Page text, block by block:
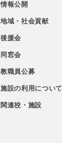
情報公開
地域・社会貢献
後援会
同窓会
教職員公募
施設の利用について
関連校・施設